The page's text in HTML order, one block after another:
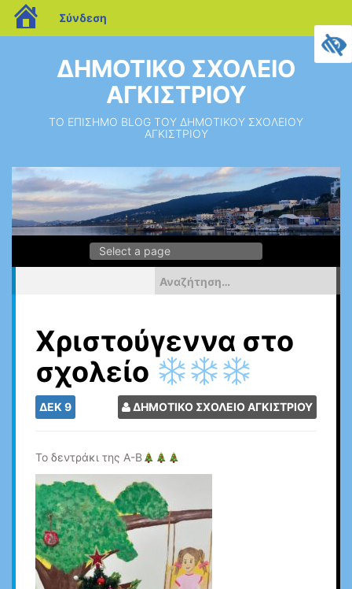
περιεχόμενοΔΗΜΟΤΙΚΟ ΣΧΟΛΕΙΟ
ΑΓΚΙΣΤΡΙΟΥ
ΤΟ ΕΠΙΣΗΜΟ BLOG ΤΟΥ ΔΗΜΟΤΙΚΟΥ ΣΧΟΛΕΙΟΥ
ΑΓΚΙΣΤΡΙΟΥ
για:
Χριστούγεννα στο
σχολείο
ΔΕΚ9 ΔΗΜΟΤΙΚΟ ΣΧΟΛΕΙΟ ΑΓΚΙΣΤΡΙΟΥ
Το δεντράκι της Α-Β
blogs.sch.gr
Σύνδεση